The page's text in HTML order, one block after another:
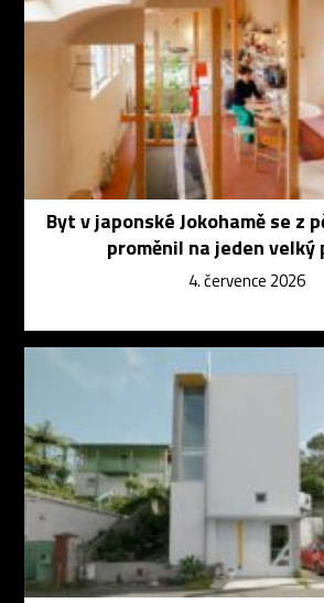
Byt v japonské Jokohamě se z
proměnil na jeden
4. července 2026